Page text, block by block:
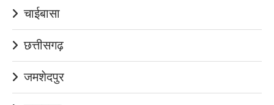
चाईबासा
छत्तीसगढ़
जमशेदपुर